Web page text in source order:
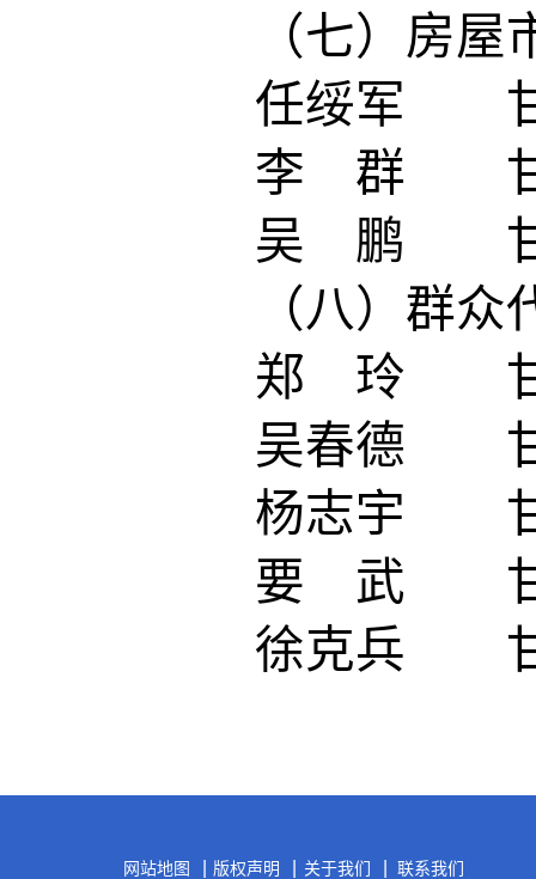
（七）房
任绥军 甘
李 群 甘肃
吴 鹏 甘肃
（八）群众
郑 玲 甘州
吴春德 甘
杨志宇 甘
要 武 甘
徐克兵 甘
网站地图 版权声明 关于我们 联系我们